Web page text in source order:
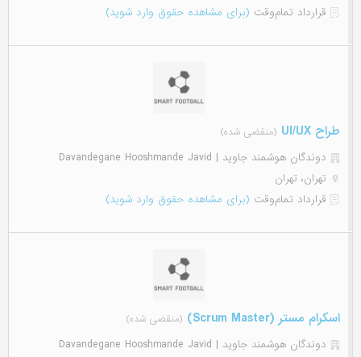
قرارداد تمام‌وقت (برای مشاهده حقوق وارد شوید)
طراح UI/UX (منقضی شده)
دوندگان هوشمند جاوید | Davandegane Hooshmande Javid
تهران، تهران
قرارداد تمام‌وقت (برای مشاهده حقوق وارد شوید)
اسکرام مستر (Scrum Master) (منقضی شده)
دوندگان هوشمند جاوید | Davandegane Hooshmande Javid